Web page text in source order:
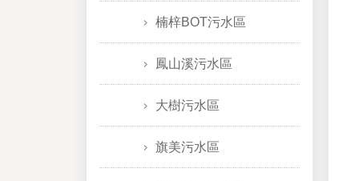
楠梓BOT污水區
鳳山溪污水區
大樹污水區
旗美污水區